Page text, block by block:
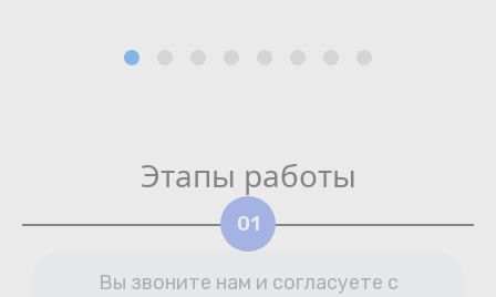
Этапы работы
01
Вы звоните нам и согласуете с